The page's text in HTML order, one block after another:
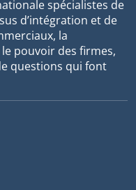
spécialistes de
d’intégration et de
la
pouvoir des firmes,
questions qui font